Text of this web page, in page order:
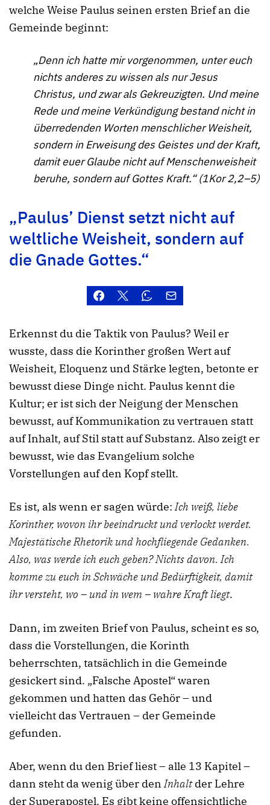
welche Weise Paulus seinen ersten Brief an die
Gemeinde beginnt:
„Denn ich hatte mir vorgenommen, unter euch
nichts anderes zu wissen als nur Jesus
Christus, und zwar als Gekreuzigten. Und meine
Rede und meine Verkündigung bestand nicht in
überredenden Worten menschlicher Weisheit,
sondern in Erweisung des Geistes und der Kraft,
damit euer Glaube nicht auf Menschenweisheit
beruhe, sondern auf Gottes Kraft.“ (1Kor 2,2–5)
„Paulus’ Dienst setzt nicht auf
weltliche Weisheit, sondern auf
die Gnade Gottes.“
Erkennst du die Taktik von Paulus? Weil er
wusste, dass die Korinther großen Wert auf
Weisheit, Eloquenz und Stärke legten, betonte er
bewusst diese Dinge nicht. Paulus kennt die
Kultur; er ist sich der Neigung der Menschen
bewusst, auf Kommunikation zu vertrauen statt
auf Inhalt, auf Stil statt auf Substanz. Also zeigt er
bewusst, wie das Evangelium solche
Vorstellungen auf den Kopf stellt.
Es ist, als wenn er sagen würde:Ich weiß, liebe
Korinther, wovon ihr beeindruckt und verlockt werdet.
Majestätische Rhetorik und hochfliegende Gedanken.
Also, was werde ich euch geben? Nichts davon. Ich
komme zu euch in Schwäche und Bedürftigkeit, damit
ihr versteht, wo – und in wem – wahre Kraft liegt.
Dann, im zweiten Brief von Paulus, scheint es so,
dass die Vorstellungen, die Korinth
beherrschten, tatsächlich in die Gemeinde
gesickert sind. „Falsche Apostel“ waren
gekommen und hatten das Gehör – und
vielleicht das Vertrauen – der Gemeinde
gefunden.
Aber, wenn du den Brief liest – alle 13 Kapitel –
dann steht da wenig über denInhaltder Lehre
der Superapostel. Es gibt keine offensichtliche